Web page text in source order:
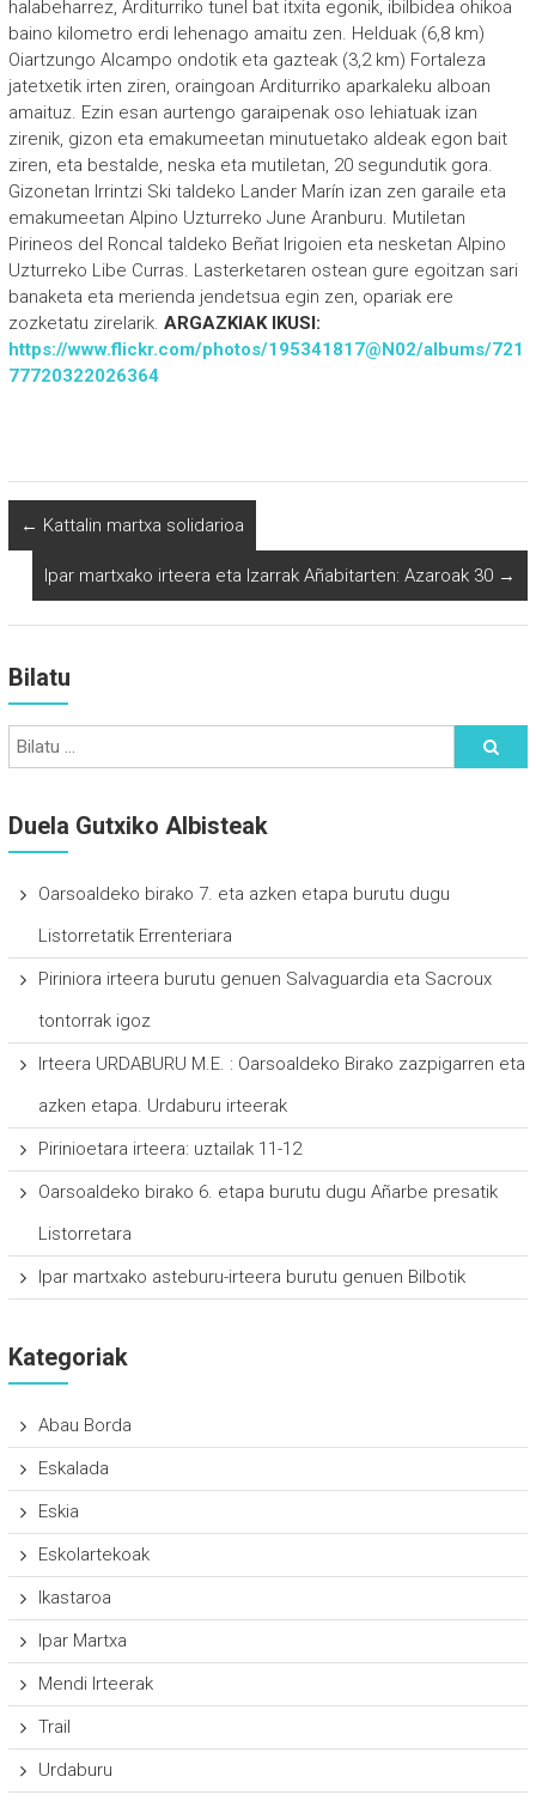
halabeharrez, Arditurriko tunel bat itxita egonik, ibilbidea ohikoa
baino kilometro erdi lehenago amaitu zen. Helduak (6,8 km)
Oiartzungo Alcampo ondotik eta gazteak (3,2 km) Fortaleza
jatetxetik irten ziren, oraingoan Arditurriko aparkaleku alboan
amaituz. Ezin esan aurtengo garaipenak oso lehiatuak izan
zirenik, gizon eta emakumeetan minutuetako aldeak egon bait
ziren, eta bestalde, neska eta mutiletan, 20 segundutik gora.
Gizonetan Irrintzi Ski taldeko Lander Marín izan zen garaile eta
emakumeetan Alpino Uzturreko June Aranburu. Mutiletan
Pirineos del Roncal taldeko Beñat Irigoien eta nesketan Alpino
Uzturreko Libe Curras. Lasterketaren ostean gure egoitzan sari
banaketa eta merienda jendetsua egin zen, opariak ere
zozketatu zirelarik. ARGAZKIAK IKUSI:
https://www.flickr.com/photos/195341817@N02/albums/721
77720322026364
← Kattalin martxa solidarioa
Ipar martxako irteera eta Izarrak Añabitarten: Azaroak 30 →
Bilatu
Duela Gutxiko Albisteak
Oarsoaldeko birako 7. eta azken etapa burutu dugu
Listorretatik Errenteriara
Piriniora irteera burutu genuen Salvaguardia eta Sacroux
tontorrak igoz
Irteera URDABURU M.E. : Oarsoaldeko Birako zazpigarren eta
azken etapa. Urdaburu irteerak
Pirinioetara irteera: uztailak 11-12
Oarsoaldeko birako 6. etapa burutu dugu Añarbe presatik
Listorretara
Ipar martxako asteburu-irteera burutu genuen Bilbotik
Kategoriak
Abau Borda
Eskalada
Eskia
Eskolartekoak
Ikastaroa
Ipar Martxa
Mendi Irteerak
Trail
Urdaburu